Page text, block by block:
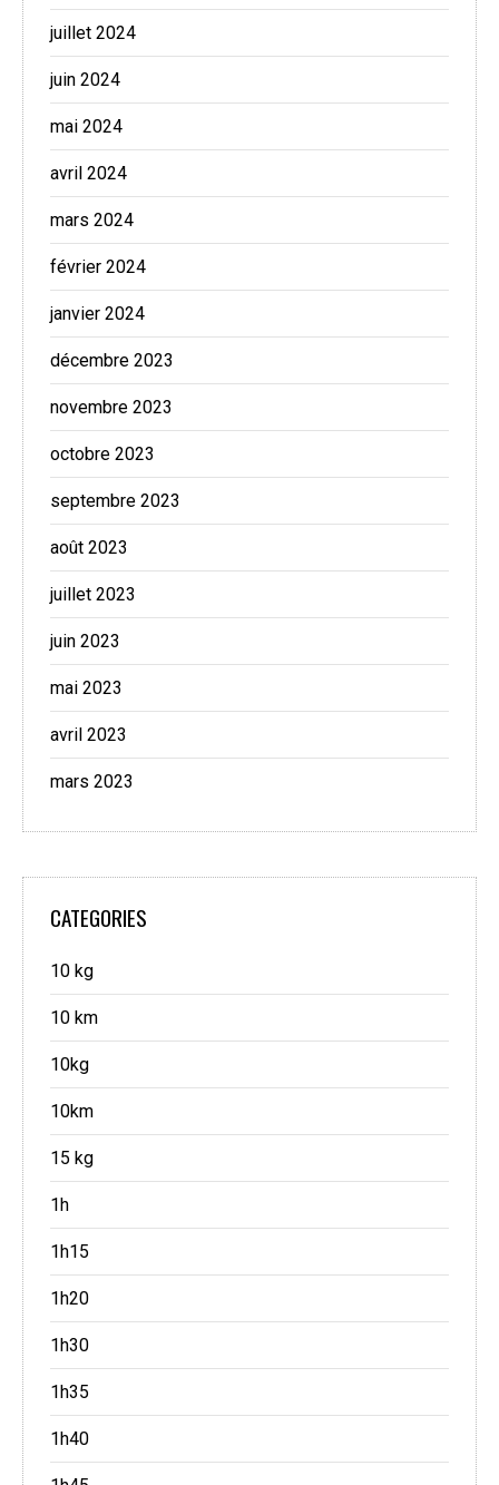
juillet 2024
juin 2024
mai 2024
avril 2024
mars 2024
février 2024
janvier 2024
décembre 2023
novembre 2023
octobre 2023
septembre 2023
août 2023
juillet 2023
juin 2023
mai 2023
avril 2023
mars 2023
CATEGORIES
10 kg
10 km
10kg
10km
15 kg
1h
1h15
1h20
1h30
1h35
1h40